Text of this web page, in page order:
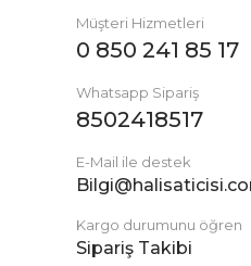
Müşteri Hizmetleri
0 850 241 85 17
Whatsapp Sipariş
8502418517
E-Mail ile destek
Kargo durumunu öğren
Sipariş Takibi